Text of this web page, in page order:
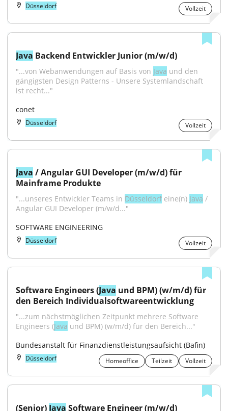
Düsseldorf Vollzeit
Java Backend Entwickler Junior (m/w/d)
"...von Webanwendungen auf Basis von Java und den
gängigsten Design Patterns - Unsere Systemlandschaft
ist recht..."
conet
Düsseldorf Vollzeit
Java / Angular GUI Developer (m/w/d) für
Mainframe Produkte
"...unseres Entwickler Teams in Düsseldorf eine(n) Java /
Angular GUI Developer (m/w/d..."
SOFTWARE ENGINEERING
Düsseldorf Vollzeit
Software Engineers (Java und BPM) (w/m/d) für
den Bereich Individualsoftwareentwicklung
"...zum nächstmöglichen Zeitpunkt mehrere Software
Engineers (Java und BPM) (w/m/d) für den Bereich..."
Bundesanstalt für Finanzdienstleistungsaufsicht (Bafin)
Düsseldorf Homeoffice Teilzeit Vollzeit
(Senior) Java Software Engineer (m/w/d)